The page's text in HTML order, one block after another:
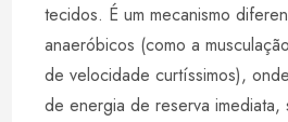
tecidos. É um mecanismo
anaeróbicos (como a
de velocidade curtíssimos),
de energia de reserva